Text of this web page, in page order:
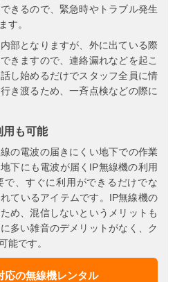
きるので、緊急時やトラブル発生
す。
部となりますが、外に出ている際
きますので、連絡漏れなどを起こ
し始めるだけでスタッフ全員に情
き渡るため、一斉点検などの際に
用も可能
の電波の届きにくい地下での作業
下にも電波が届くIP無線機の利用
で、すぐに利用ができるだけでな
ているアイテムです。IP無線機の
め、混信しないというメリットも
多い雑音のデメリットがなく、ク
能です。
応の無線機レンタル